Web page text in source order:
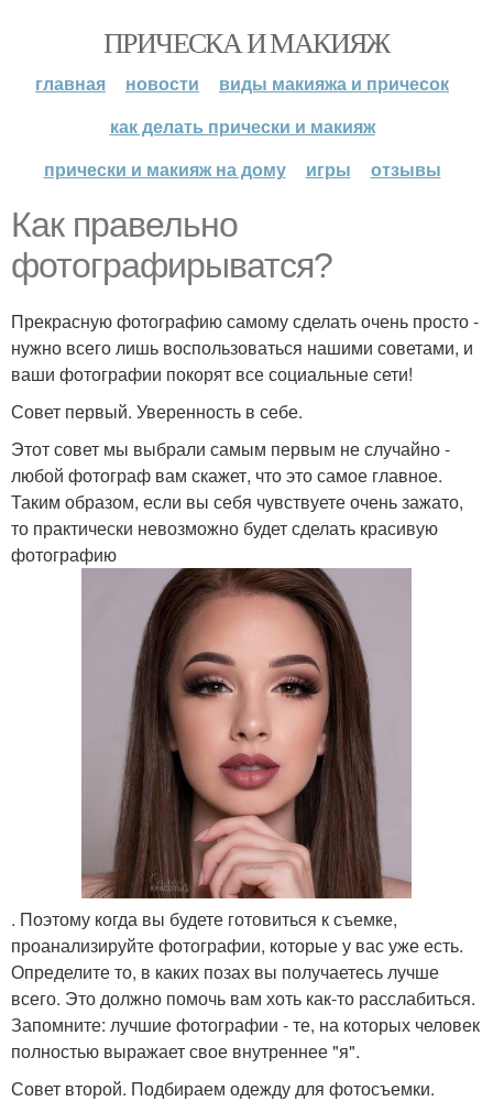
ПРИЧЕСКА И МАКИЯЖ
главная новости
виды макияжа и причесок
как делать прически и макияж
прически и макияж на дому
игры отзывы
Как правельно
фотографирыватся?
Прекрасную фотографию самому сделать очень просто -
нужно всего лишь воспользоваться нашими советами, и
ваши фотографии покорят все социальные сети!
Совет первый. Уверенность в себе.
Этот совет мы выбрали самым первым не случайно -
любой фотограф вам скажет, что это самое главное.
Таким образом, если вы себя чувствуете очень зажато,
то практически невозможно будет сделать красивую
фотографию
. Поэтому когда вы будете готовиться к съемке,
проанализируйте фотографии, которые у вас уже есть.
Определите то, в каких позах вы получаетесь лучше
всего. Это должно помочь вам хоть как-то расслабиться.
Запомните: лучшие фотографии - те, на которых человек
полностью выражает свое внутреннее "я".
Совет второй. Подбираем одежду для фотосъемки.